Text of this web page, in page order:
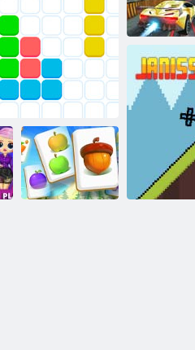
גנו'גהמ רופיס
םילולעפ ינש